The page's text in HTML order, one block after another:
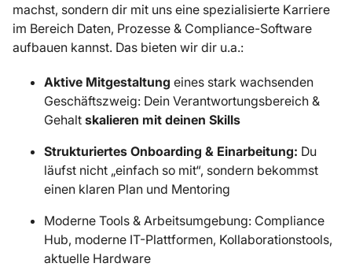
machst, sondern dir mit uns eine spezialisierte Karriere
im Bereich Daten, Prozesse & Compliance-Software
aufbauen kannst. Das bieten wir dir u.a.:
Aktive Mitgestaltung eines stark wachsenden
Geschäftszweig: Dein Verantwortungsbereich &
Gehalt skalieren mit deinen Skills
Strukturiertes Onboarding & Einarbeitung: Du
läufst nicht „einfach so mit“, sondern bekommst
einen klaren Plan und Mentoring
Moderne Tools & Arbeitsumgebung: Compliance
Hub, moderne IT-Plattformen, Kollaborationstools,
aktuelle Hardware